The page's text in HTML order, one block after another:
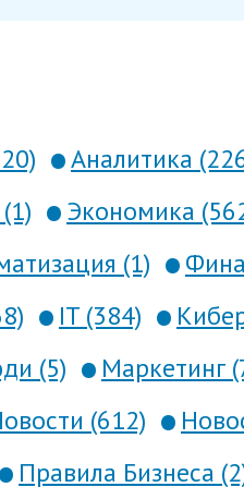
Аналитика
Экономика
(1)
IT (384)
(5) Маркетинг
(612)
Правила Бизнеса